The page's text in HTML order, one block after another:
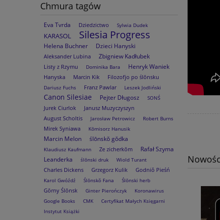
Chmura tagów
Eva Tvrda Dziedzictwo Sylwia Dudek
KARASOL Silesia Progress
Helena Buchner Dzieci Hanyski
Aleksander Lubina Zbigniew Kadłubek
Listy z Rzymu Dominika Bara Henryk Waniek
Hanyska Marcin Kik Filozofjo po ślōnsku
Dariusz Fuchs Franz Pawlar Leszek Jodliński
Canon Silesiae Pejter Długosz SONŚ
Jurek Ciurlok
Janusz Muzyczyszyn
August Scholtis
Jarosław Petrowicz Robert Burns
Mirek Syniawa Kōmisorz Hanusik
Marcin Melon ślōnskŏ gŏdka
Klaudiusz Kaufmann Ze zicherkōm
Rafał Szyma
Leanderka
ślōnski druk Wiold Turant
Charles Dickens Grzegorz Kulik Godniŏ Pieśń
Karol Gwóźdź Ślōnskŏ Fana Ślōnski herb
Gōrny Ślōnsk Ginter Pierończyk
Koronawirus
Google Books
CMK
Certyfikat Małych Księgarni
Instytut Książki